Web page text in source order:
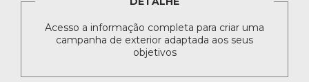
Acesso a informação completa para criar uma
campanha de exterior adaptada aos seus
objetivos